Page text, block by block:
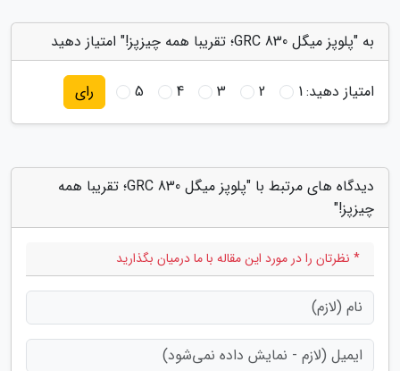
به "پلوپز میگل GRC 830؛ تقریبا همه چیزپز!" امتیاز دهید
امتیاز دهید:1
2
3
4
5 رای
دیدگاه های مرتبط با "پلوپز میگل GRC 830؛ تقریبا همه
چیزپز!"
* نظرتان را در مورد این مقاله با ما درمیان بگذارید